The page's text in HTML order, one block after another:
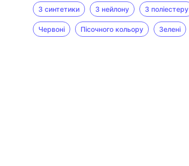
З синтетики З нейлону З поліестеру
Червоні Пісочного кольору Зелені